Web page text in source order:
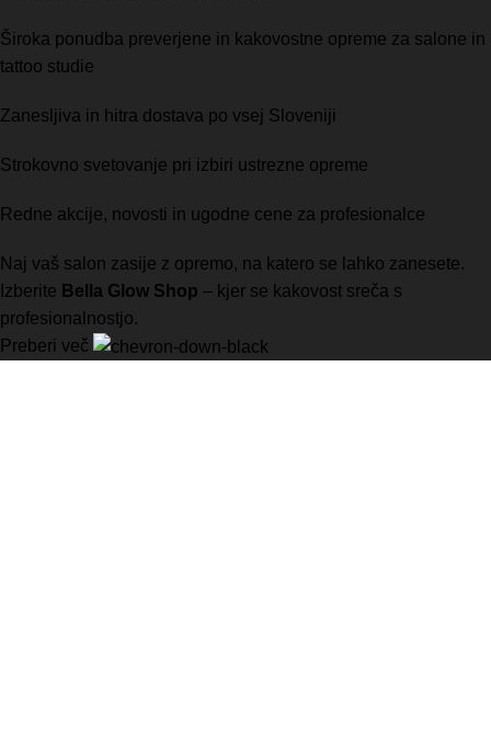
Široka ponudba preverjene in kakovostne opreme za salone in
tattoo studie
Zanesljiva in hitra dostava po vsej Sloveniji
Strokovno svetovanje pri izbiri ustrezne opreme
Redne akcije, novosti in ugodne cene za profesionalce
Naj vaš salon zasije z opremo, na katero se lahko zanesete.
Izberite Bella Glow Shop – kjer se kakovost sreča s
profesionalnostjo.
Preberi več